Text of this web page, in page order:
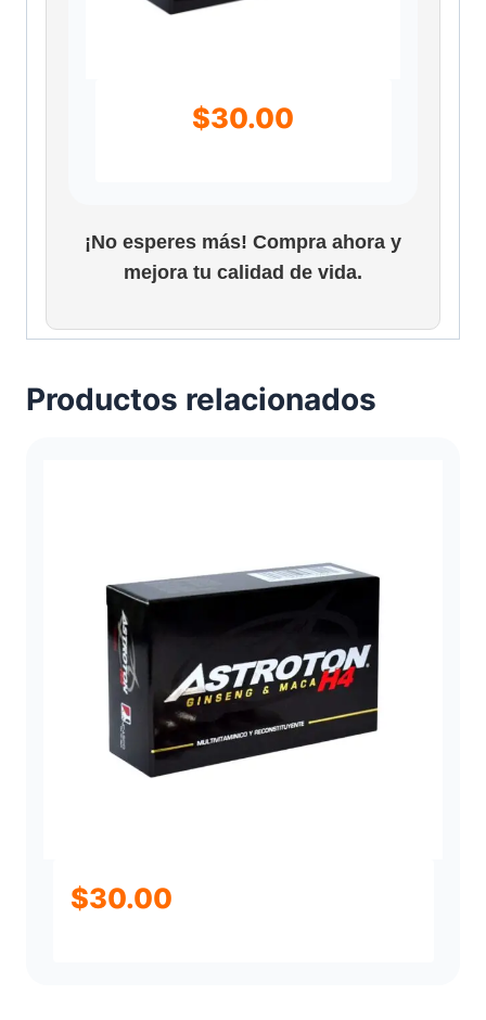
$30.00
¡No esperes más! Compra ahora y
mejora tu calidad de vida.
Productos relacionados
$30.00